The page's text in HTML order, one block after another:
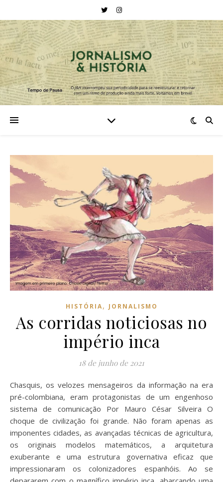
HISTÓRIA, JORNALISMO
As corridas noticiosas no
império inca
18 de junho de 2021
Chasquis, os velozes mensageiros da informação na era
pré-colombiana, eram protagonistas de um engenhoso
sistema de comunicação Por Mauro César Silveira O
choque de civilização foi grande. Não foram apenas as
imponentes cidades, as avançadas técnicas de agricultura,
os originais modelos matemáticos, a arquitetura
exuberante e uma estrutura governativa eficaz que
impressionaram os colonizadores espanhóis. Ao se